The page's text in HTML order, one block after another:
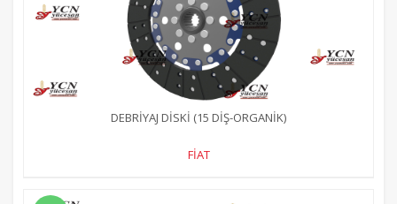
DEBRİYAJ DİSKİ (15 DİŞ-ORGANİK)
FİAT